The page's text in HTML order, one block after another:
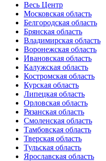
Весь Центр
Московская область
Белгородская область
Брянская область
Владимирская область
Воронежская область
Ивановская область
Калужская область
Костромская область
Курская область
Липецкая область
Орловская область
Рязанская область
Смоленская область
Тамбовская область
Тверская область
Тульская область
Ярославская область